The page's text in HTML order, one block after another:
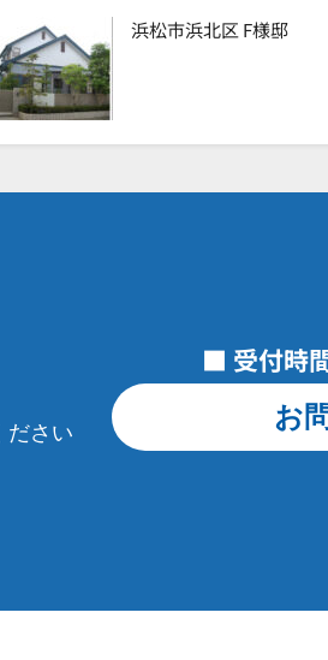
浜松市浜北区 F様邸
ださい
■ 受付時
お